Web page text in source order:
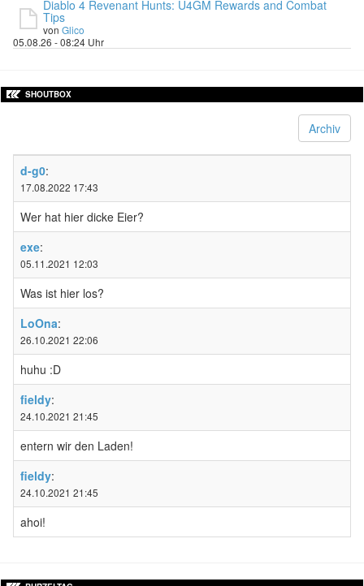
Diablo 4 Revenant Hunts: U4GM Rewards and Combat
Tips
von Glico
05.08.26 - 08:24 Uhr
SHOUTBOX
Archiv
d-g0:
17.08.2022 17:43
Wer hat hier dicke Eier?
exe:
05.11.2021 12:03
Was ist hier los?
LoOna:
26.10.2021 22:06
huhu :D
fieldy:
24.10.2021 21:45
entern wir den Laden!
fieldy:
24.10.2021 21:45
ahoi!